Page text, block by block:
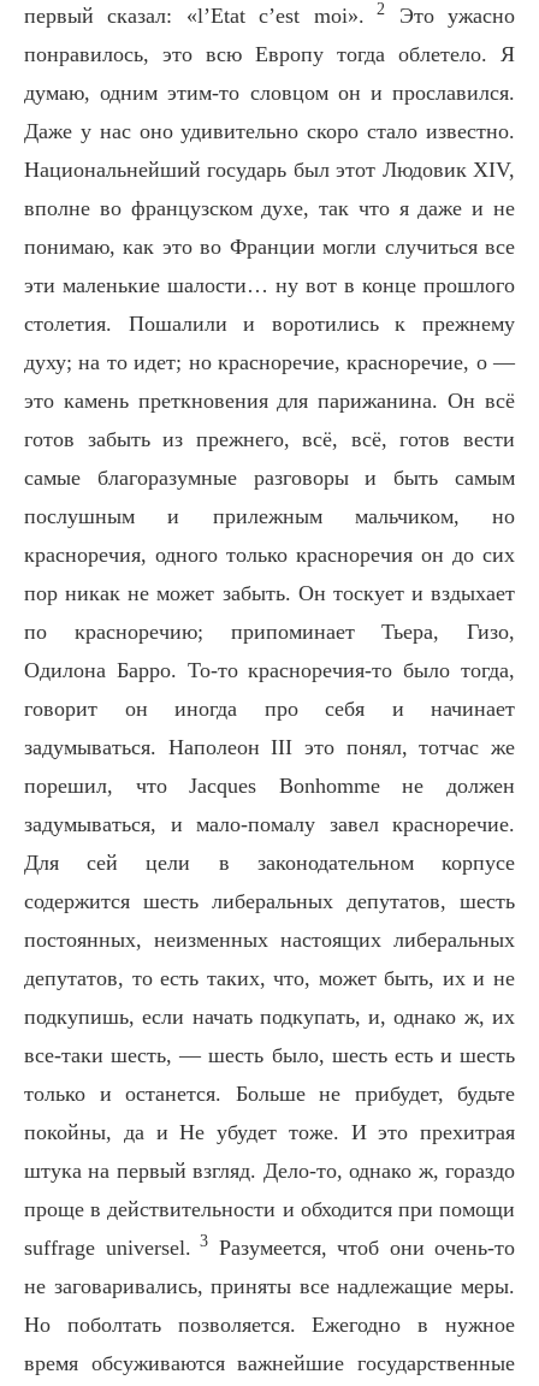
первый сказал: «l’Etat c’est moi». 2
Это ужасно
понравилось, это всю Европу тогда облетело. Я
думаю, одним этим-то словцом он и прославился.
Даже у нас оно удивительно скоро стало известно.
Национальнейший государь был этот Людовик XIV,
вполне во французском духе, так что я даже и не
понимаю, как это во Франции могли случиться все
эти маленькие шалости… ну вот в конце прошлого
столетия. Пошалили и воротились к прежнему
духу; на то идет; но красноречие, красноречие, о —
это камень преткновения для парижанина. Он всё
готов забыть из прежнего, всё, всё, готов вести
самые благоразумные разговоры и быть самым
послушным и прилежным мальчиком, но
красноречия, одного только красноречия он до сих
пор никак не может забыть. Он тоскует и вздыхает
по красноречию; припоминает Тьера, Гизо,
Одилона Барро. То-то красноречия-то было тогда,
говорит он иногда про себя и начинает
задумываться. Наполеон III это понял, тотчас же
порешил, что Jacques Bonhomme не должен
задумываться, и мало-помалу завел красноречие.
Для сей цели в законодательном корпусе
содержится шесть либеральных депутатов, шесть
постоянных, неизменных настоящих либеральных
депутатов, то есть таких, что, может быть, их и не
подкупишь, если начать подкупать, и, однако ж, их
все-таки шесть, — шесть было, шесть есть и шесть
только и останется. Больше не прибудет, будьте
покойны, да и Не убудет тоже. И это прехитрая
штука на первый взгляд. Дело-то, однако ж, гораздо
проще в действительности и обходится при помощи
suffrage universel. 3 Разумеется, чтоб они очень-то
не заговаривались, приняты все надлежащие меры.
Но поболтать позволяется. Ежегодно в нужное
время обсуживаются важнейшие государственные